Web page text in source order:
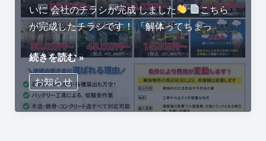
検
討
中
の
方
へ
いに 会社のチラシが完成 しました
こちら
が完成したチラシです！ 「解体ってちょっ
会
社
の
チ
続きを読む »
お知らせ